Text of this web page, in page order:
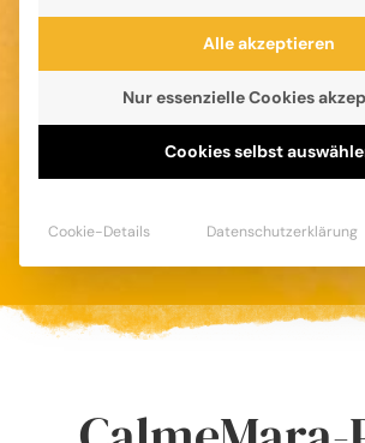
Bos Blog
Lesestoff aus der
Alle akzeptieren
Nur essenzielle Cookies
Cookies selbst
Cookie-Details Datenschutzerklärung